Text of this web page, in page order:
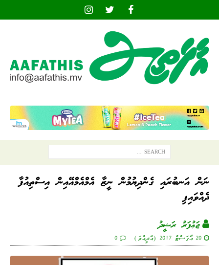
ނަން އަނބުރައި ގެންދިޔުމުން ނީޒާ އެމްއެމްއޭއިން އިސްތިއުފާ
ދެއްވައިފި
ޖަޢުފަރު ރަޝީދު
20 އޯގަސްޓް 2017 (އާދީއްތަ) 0